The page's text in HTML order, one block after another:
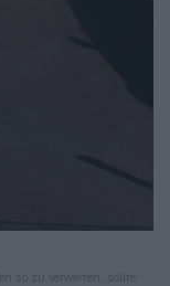
so zu verwerten, sollte